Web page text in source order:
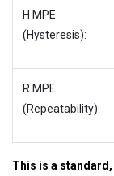
H MPE
(Hysteresis):
R MPE
(Repeatability):
This is a